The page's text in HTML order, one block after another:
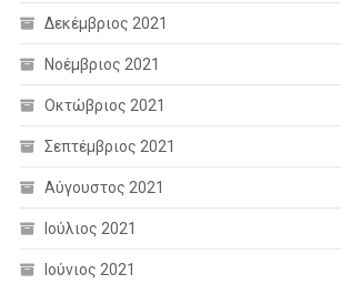
Δεκέμβριος 2021
Νοέμβριος 2021
Οκτώβριος 2021
Σεπτέμβριος 2021
Αύγουστος 2021
Ιούλιος 2021
Ιούνιος 2021